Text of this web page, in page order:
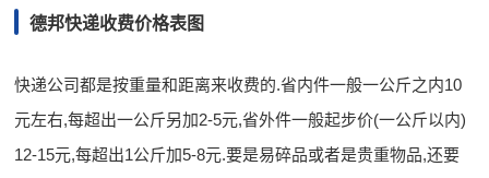
德邦快递收费价格表图
快递公司都是按重量和距离来收费的.省内件一般一公斤之内10
元左右,每超出一公斤另加2-5元,省外件一般起步价(一公斤以内)
12-15元,每超出1公斤加5-8元.要是易碎品或者是贵重物品,还要